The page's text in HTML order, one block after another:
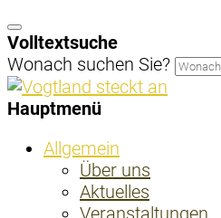
Volltextsuche
Wonach suchen Sie?
Hauptmenü
Allgemein
Über uns
Aktuelles
Veranstaltungen